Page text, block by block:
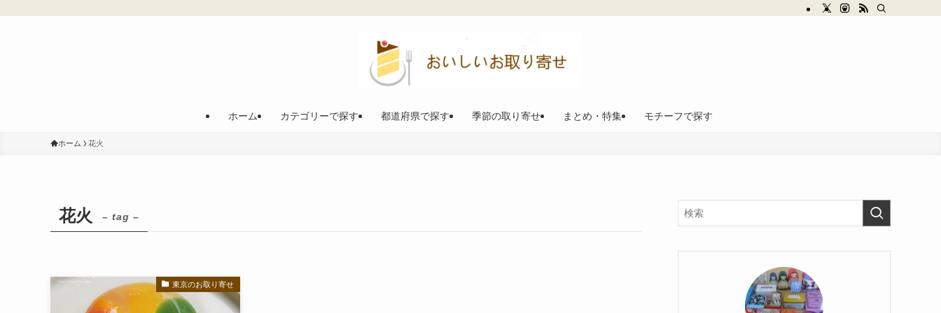
ホーム カテゴリーで探す 都道府県で探す 季節の取り寄せ まとめ・特集 モチーフで探す
ホーム 花火
花火 – tag –
東京のお取り寄せ